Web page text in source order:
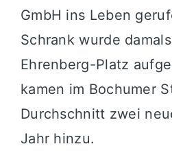
GmbH ins Leben
Schrank wurde
Ehrenberg-Platz
kamen im Bochumer
Durchschnitt zwei
Jahr hinzu.